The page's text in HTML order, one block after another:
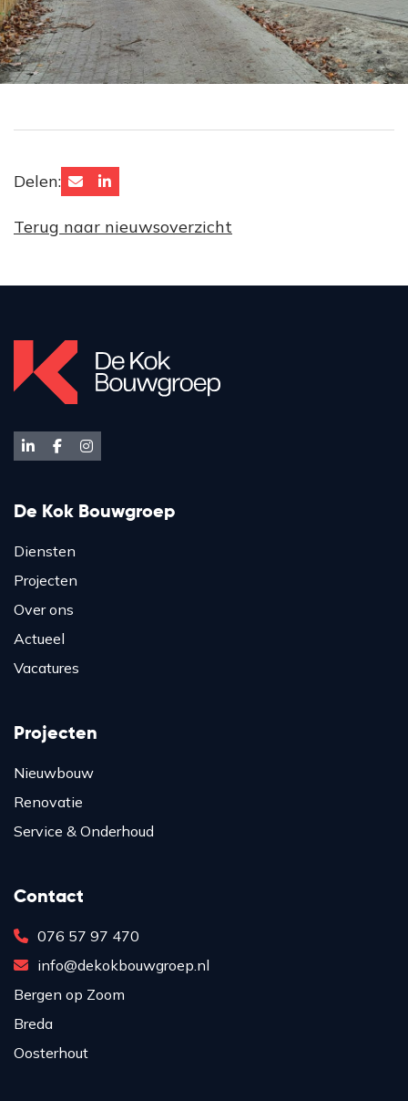
Delen:
Terug naar nieuwsoverzicht
De Kok Bouwgroep
Diensten
Projecten
Over ons
Actueel
Vacatures
Projecten
Nieuwbouw
Renovatie
Service & Onderhoud
Contact
076 57 97 470
info@dekokbouwgroep.nl
Bergen op Zoom
Breda
Oosterhout